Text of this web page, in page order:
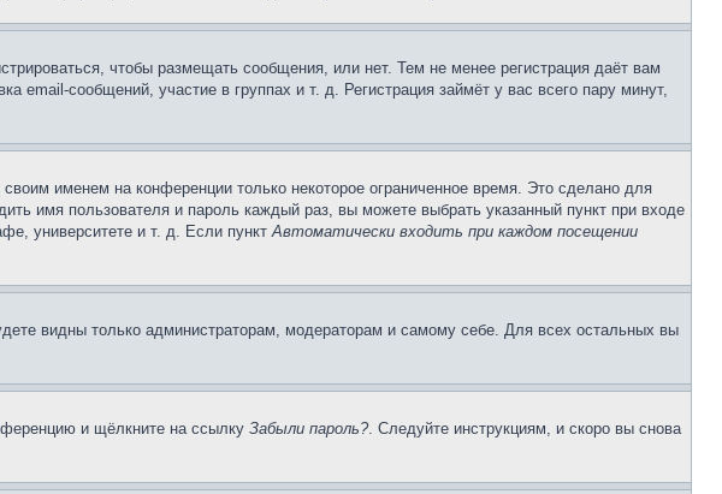
чтобы размещать сообщения, или нет. Тем не менее регистрация даёт вам
сообщений, участие в группах и т. д. Регистрация займёт у вас всего пару минут,
именем на конференции только некоторое ограниченное время. Это сделано для
имя пользователя и пароль каждый раз, вы можете выбрать указанный пункт при входе
университете и т. д. Если пунктАвтоматически входить при каждом посещении
видны только администраторам, модераторам и самому себе. Для всех остальных вы
и щёлкните на ссылку Забыли пароль?. Следуйте инструкциям, и скоро вы снова